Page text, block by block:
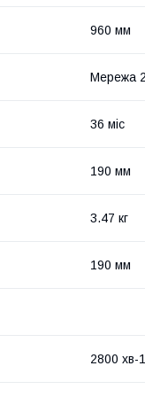
960 мм
Мережа
36 міс
190 мм
3.47 кг
190 мм
2800 хв-1